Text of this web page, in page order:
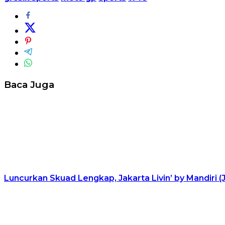
Baca Juga
Luncurkan Skuad Lengkap, Jakarta Livin’ by Mandiri